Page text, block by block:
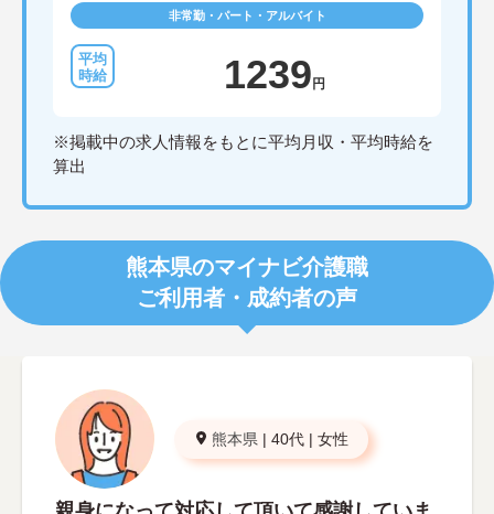
非常勤・パート・アルバイト
1239 円
※掲載中の求人情報をもとに平均月収・平均時給を
算出
熊本県のマイナビ介護職
ご利用者・成約者の声
熊本県 | 40代 | 女性